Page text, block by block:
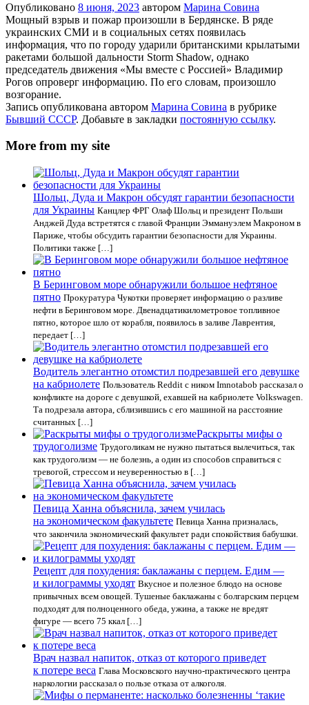
Опубликовано 8 июня, 2023 автором Марина Совина
Мощный взрыв и пожар произошли в Бердянске. В ряде
украинских СМИ и в социальных сетях появилась
информация, что по городу ударили британскими крылатыми
ракетами большой дальности Storm Shadow, однако
председатель движения «Мы вместе с Россией» Владимир
Рогов опроверг информацию. По его словам, произошло
возгорание.
Запись опубликована автором Марина Совина в рубрике
Бывший СССР. Добавьте в закладки постоянную ссылку.
More from my site
Шольц, Дуда и Макрон обсудят гарантии безопасности
для Украины Канцлер ФРГ Олаф Шольц и президент Польши
Анджей Дуда встретятся с главой Франции Эммануэлем Макроном в
Париже, чтобы обсудить гарантии безопасности для Украины.
Политики также […]
В Беринговом море обнаружили большое нефтяное
пятно Прокуратура Чукотки проверяет информацию о разливе
нефти в Беринговом море. Двенадцатикилометровое топливное
пятно, которое шло от корабля, появилось в заливе Лаврентия,
передает […]
Водитель элегантно отомстил подрезавшей его девушке
на кабриолете Пользователь Reddit с ником Imnotabob рассказал о
конфликте на дороге с девушкой, ехавшей на кабриолете Volkswagen.
Та подрезала автора, сблизившись с его машиной на расстояние
считанных […]
Раскрыты мифы о
трудоголизме Трудоголикам не нужно пытаться вылечиться, так
как трудоголизм — не болезнь, а один из способов справиться с
тревогой, стрессом и неуверенностью в […]
Певица Ханна объяснила, зачем училась
на экономическом факультете Певица Ханна призналась,
что закончила экономический факультет ради спокойствия бабушки.
Рецепт для похудения: баклажаны с перцем. Едим —
и килограммы уходят Вкусное и полезное блюдо на основе
привычных всем овощей. Тушеные баклажаны с болгарским перцем
подходят для полноценного обеда, ужина, а также не вредят
фигуре — всего 75 ккал […]
Врач назвал напиток, отказ от которого приведет
к потере веса Глава Московского научно-практического центра
наркологии рассказал о пользе отказа от алкоголя.